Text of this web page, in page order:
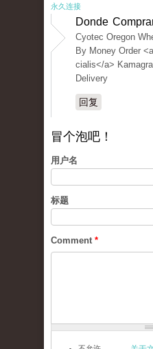
永久连接
Donde
Cyotec Oregon
By Money Order
cialis</a>
Delivery
回复
冒个泡吧！
用户名
标题
Comment *